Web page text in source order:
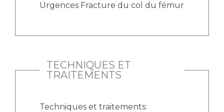
Urgences Fracture du col du fémur
TECHNIQUES ET
TRAITEMENTS
Techniques et traitements: